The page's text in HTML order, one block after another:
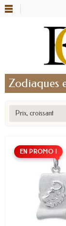
Zodiaques
Prix, croissant
EN PROMO !